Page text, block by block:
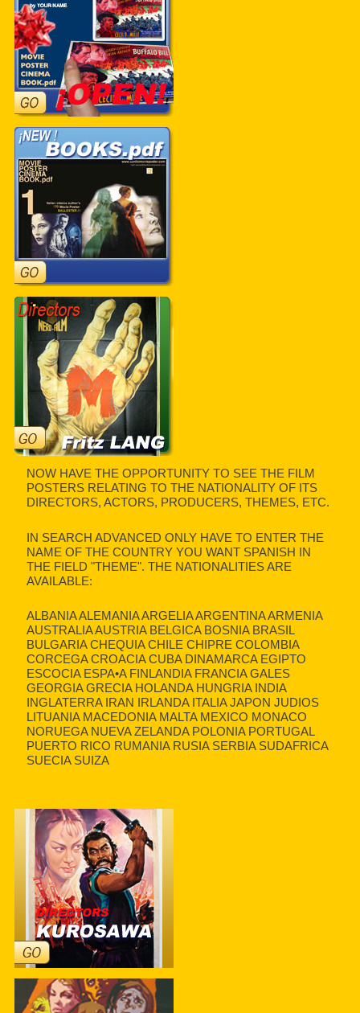
NOW HAVE THE OPPORTUNITY TO SEE THE FILM
POSTERS RELATING TO THE NATIONALITY OF ITS
DIRECTORS, ACTORS, PRODUCERS, THEMES, ETC.
IN SEARCH ADVANCED ONLY HAVE TO ENTER THE
NAME OF THE COUNTRY YOU WANT SPANISH IN
THE FIELD "THEME". THE NATIONALITIES ARE
AVAILABLE:
ALBANIA ALEMANIA ARGELIA ARGENTINA ARMENIA
AUSTRALIA AUSTRIA BELGICA BOSNIA BRASIL
BULGARIA CHEQUIA CHILE CHIPRE COLOMBIA
CORCEGA CROACIA CUBA DINAMARCA EGIPTO
ESCOCIA ESPA•A FINLANDIA FRANCIA GALES
GEORGIA GRECIA HOLANDA HUNGRIA INDIA
INGLATERRA IRAN IRLANDA ITALIA JAPON JUDIOS
LITUANIA MACEDONIA MALTA MEXICO MONACO
NORUEGA NUEVA ZELANDA POLONIA PORTUGAL
PUERTO RICO RUMANIA RUSIA SERBIA SUDAFRICA
SUECIA SUIZA